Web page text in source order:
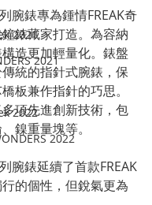
2021
2021
2022
2022
腕錶專為鍾情FREAK奇
錶藏家打造。為容納
造更加輕量化。錶盤
統的指針式腕錶，保
板兼作指針的巧思。
項先進創新技術，包
鎳重量塊等。
腕錶延續了首款FREAK
的個性，但銳氣更為